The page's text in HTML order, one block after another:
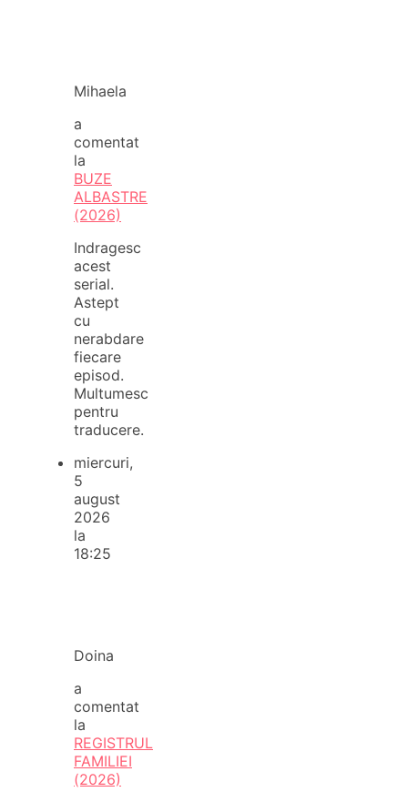
Mihaela
a
comentat
la
BUZE
ALBASTRE
(2026)
Indragesc
acest
serial.
Astept
cu
nerabdare
fiecare
episod.
Multumesc
pentru
traducere.
miercuri,
5
august
2026
la
18:25
Doina
a
comentat
la
REGISTRUL
FAMILIEI
(2026)